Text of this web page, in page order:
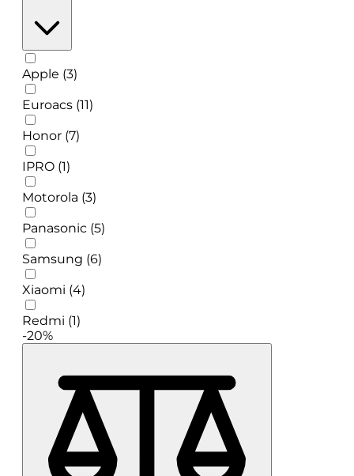
Apple (3)
Euroacs (11)
Honor (7)
IPRO (1)
Motorola (3)
Panasonic (5)
Samsung (6)
Xiaomi (4)
Redmi (1)
-20%